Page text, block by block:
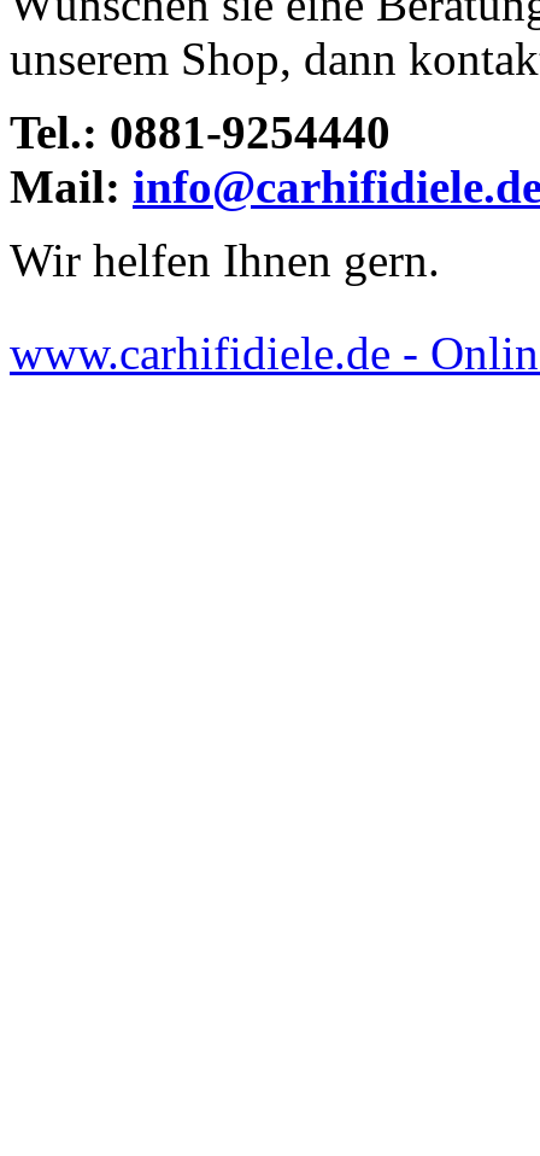
unserem Shop, dann
Tel.: 0881-9254440
Mail:
Wir helfen Ihnen gern.
www.carhifidiele.de -